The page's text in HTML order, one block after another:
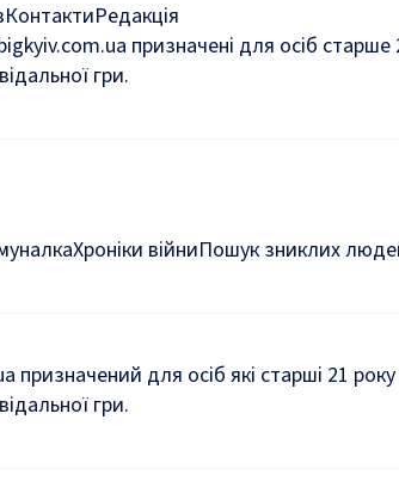
КонтактиРедакція
призначені для осіб
гри.
Хроніки війниПошук зниклих
призначений для осіб які старші 21
гри.